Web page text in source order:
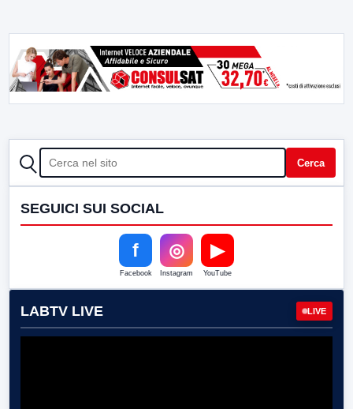
CERCA Cerca
SEGUICI SUI SOCIAL
f
Facebook
◎
Instagram
▶
YouTube
LABTV LIVE LIVE